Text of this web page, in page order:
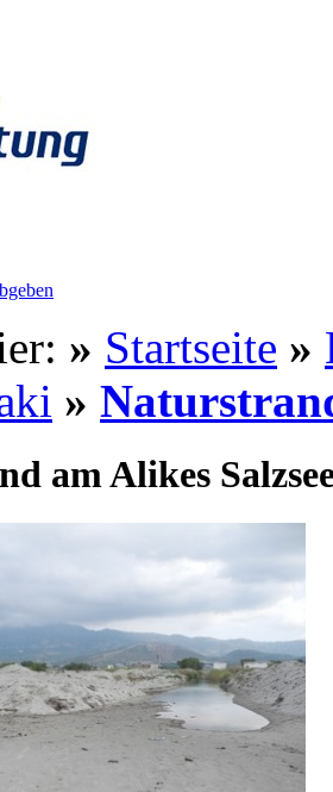
» Startseite »
»
am Alikes